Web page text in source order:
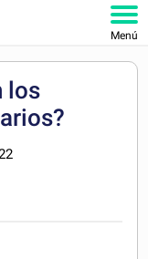
Menú
los